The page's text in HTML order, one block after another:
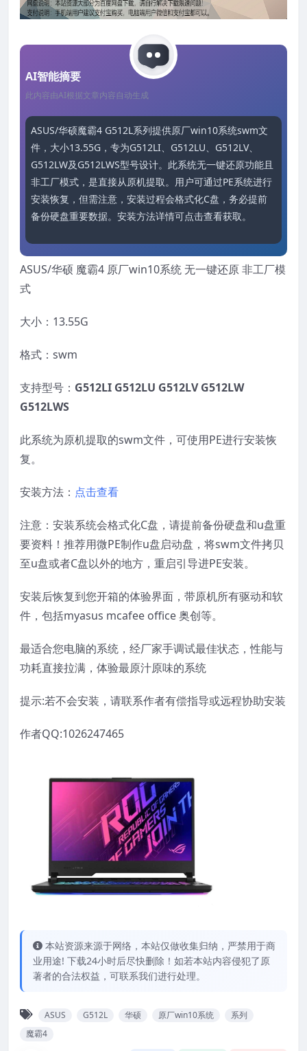
AI智能摘要
此内容由AI根据文章内容自动生成
ASUS/华硕魔霸4 G512L系列提供原厂win10系统swm文
件，大小13.55G，专为G512LI、G512LU、G512LV、
G512LW及G512LWS型号设计。此系统无一键还原功能且
非工厂模式，是直接从原机提取。用户可通过PE系统进行
安装恢复，但需注意，安装过程会格式化C盘，务必提前
备份硬盘重要数据。安装方法详情可点击查看获取。
ASUS/华硕 魔霸4 原厂win10系统 无一键还原 非工厂模
式
大小：13.55G
格式：swm
支持型号： G512LI G512LU G512LV G512LW
G512LWS
此系统为原机提取的swm文件，可使用PE进行安装恢
复。
安装方法： 点击查看
注意：安装系统会格式化C盘，请提前备份硬盘和u盘重
要资料！推荐用微PE制作u盘启动盘，将swm文件拷贝
至u盘或者C盘以外的地方，重启引导进PE安装。
安装后恢复到您开箱的体验界面，带原机所有驱动和软
件，包括myasus mcafee office 奥创等。
最适合您电脑的系统，经厂家手调试最佳状态，性能与
功耗直接拉满，体验最原汁原味的系统
提示:若不会安装，请联系作者有偿指导或远程协助安装
作者QQ:1026247465
本站资源来源于网络，本站仅做收集归纳，严禁用于商
业用途! 下载24小时后尽快删除！如若本站内容侵犯了原
著者的合法权益，可联系我们进行处理。
ASUS G512L 华硕 原厂win10系统
系列
魔霸4